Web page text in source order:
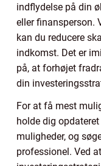
indflydelse på din
eller finansperson.
kan du reducere
indkomst. Det er
på, at forhøjet
din
For at få mest
holde dig
muligheder, og
professionel. Ved